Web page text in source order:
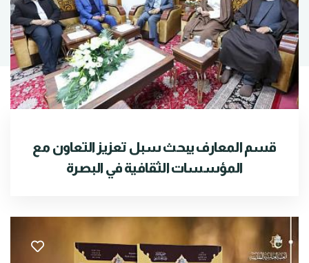
قسم المعارف يبحث سبل تعزيز التعاون مع
المؤسسات الثقافية في البصرة